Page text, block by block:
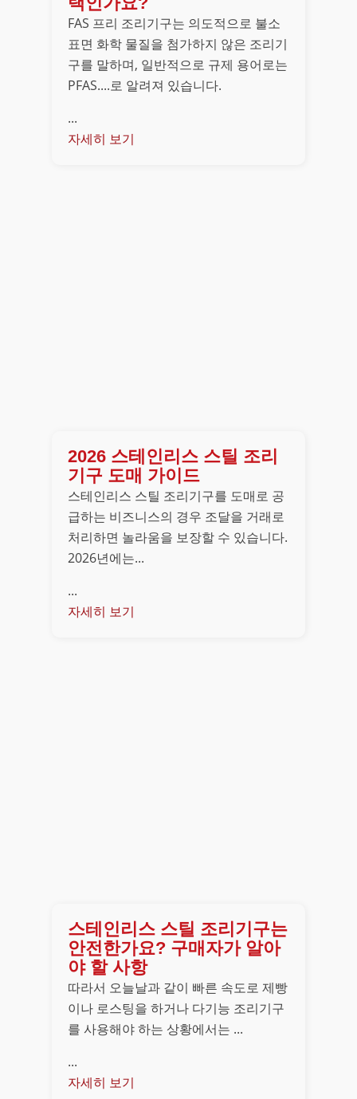
FAS 프리 조리기구는 의도적으로 불소
표면 화학 물질을 첨가하지 않은 조리기
구를 말하며, 일반적으로 규제 용어로는
PFAS....로 알려져 있습니다.
...
자세히 보기
2026 스테인리스 스틸 조리
기구 도매 가이드
스테인리스 스틸 조리기구를 도매로 공
급하는 비즈니스의 경우 조달을 거래로
처리하면 놀라움을 보장할 수 있습니다.
2026년에는...
...
자세히 보기
스테인리스 스틸 조리기구는
안전한가요? 구매자가 알아
야 할 사항
따라서 오늘날과 같이 빠른 속도로 제빵
이나 로스팅을 하거나 다기능 조리기구
를 사용해야 하는 상황에서는 ...
...
자세히 보기